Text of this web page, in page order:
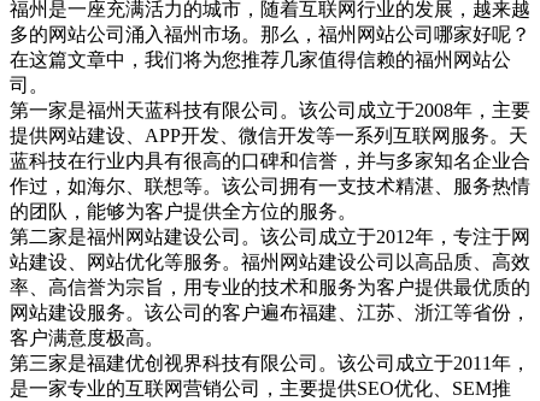
福州是一座充满活力的城市，随着互联网行业的发展，越来越
多的网站公司涌入福州市场。那么，福州网站公司哪家好呢？
在这篇文章中，我们将为您推荐几家值得信赖的福州网站公
司。
第一家是福州天蓝科技有限公司。该公司成立于2008年，主要
提供网站建设、APP开发、微信开发等一系列互联网服务。天
蓝科技在行业内具有很高的口碑和信誉，并与多家知名企业合
作过，如海尔、联想等。该公司拥有一支技术精湛、服务热情
的团队，能够为客户提供全方位的服务。
第二家是福州网站建设公司。该公司成立于2012年，专注于网
站建设、网站优化等服务。福州网站建设公司以高品质、高效
率、高信誉为宗旨，用专业的技术和服务为客户提供最优质的
网站建设服务。该公司的客户遍布福建、江苏、浙江等省份，
客户满意度极高。
第三家是福建优创视界科技有限公司。该公司成立于2011年，
是一家专业的互联网营销公司，主要提供SEO优化、SEM推